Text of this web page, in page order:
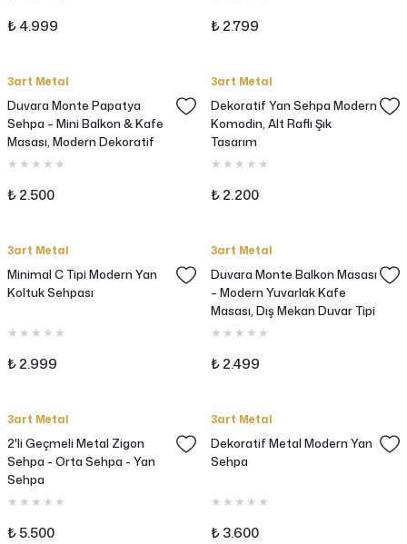
₺ 4.999 ₺ 2.799
3art Metal
Duvara Monte Papatya
Sehpa – Mini Balkon & Kafe
Masası, Modern Dekoratif
Çay Kahve Sehpası
₺ 2.500
3art Metal
Dekoratif Yan Sehpa Modern
Komodin, Alt Raflı Şık
Tasarım
₺ 2.200
3art Metal
Minimal C Tipi Modern Yan
Koltuk Sehpası
₺ 2.999
3art Metal
Duvara Monte Balkon Masası
– Modern Yuvarlak Kafe
Masası, Dış Mekan Duvar Tipi
Masa
₺ 2.499
3art Metal
2'li Geçmeli Metal Zigon
Sehpa - Orta Sehpa - Yan
Sehpa
₺ 5.500
3art Metal
Dekoratif Metal Modern Yan
Sehpa
₺ 3.600